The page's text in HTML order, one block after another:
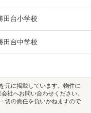
田台小学校
田台中学校
元に掲載しています。物件に
社へお問い合わせください。
切の責任を負いかねますので